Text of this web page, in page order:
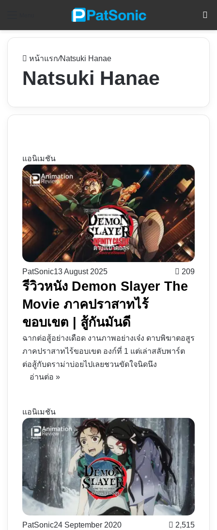
หน้าแรก/Natsuki Hanae
Natsuki Hanae
แอนิเมชัน
PatSonic13 August 2025 209
รีวิวหนัง Demon Slayer The
Movie ภาคปราสาทไร้
ขอบเขต | สู้กันมันดี
ฉากต่อสู้อย่างเดือด งานภาพอย่างเจ๋ง ดาบพิฆาตอสูร
ภาคปราสาทไร้ขอบเขต องก์ที่ 1 แต่เล่าสลับพาร์ต
ต่อสู้กับดราม่าบ่อยไปเลยชวนขัดใจนิดนึง
อ่านต่อ »
แอนิเมชัน
PatSonic24 September 2020 2,515